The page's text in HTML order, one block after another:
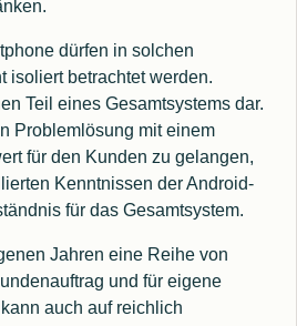
dürfen in solchen
isoliert betrachtet werden.
Teil eines Gesamtsystems dar.
Problemlösung mit einem
für den Kunden zu gelangen,
Kenntnissen der Android-
für das Gesamtsystem.
Jahren eine Reihe von
und für eigene
auch auf reichlich